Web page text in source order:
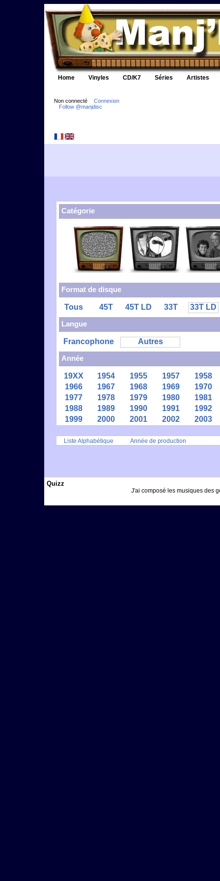
Home Vinyles CD/K7 Séries Artistes
Non connecté
Connexion
Follow @manjdisc
Catégorie
Format de disque
Tous 45T 45T LD 33T
33T LD
Langue
Francophone
Autres
Année
19XX 1954 1955 1957
1958
1966
1967 1968 1969
1970
1977
1978 1979 1980
1981
1988
1989 1990 1991
1992
1999
2000 2001 2002 2003
Liste Alphabétique Année de production
Quizz
J'ai composé les musiques des